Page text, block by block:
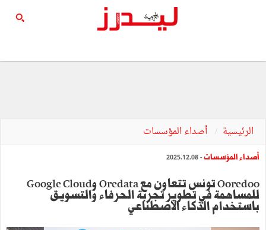
الرئيسية أصداء المؤسسات
أصداء المؤسسات- 2025.12.08
Ooredoo تونس تتعاون مع Oredata وGoogle Cloud
للمساهمة في تطوير تجربة الحرفاء والتسويق
باستخدام الذكاء الاصطناعي